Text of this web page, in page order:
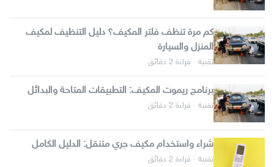
كم مرة تنظف فلتر المكيف؟ دليل التنظيف لمكيف
المنزل والسيارة
تقنية · قراءة 2 دقائق
برنامج ريموت المكيف: التطبيقات المتاحة والبدائل
تقنية · قراءة 2 دقائق
شراء واستخدام مكيف جري متنقل: الدليل الكامل
تقنية · قراءة 2 دقائق